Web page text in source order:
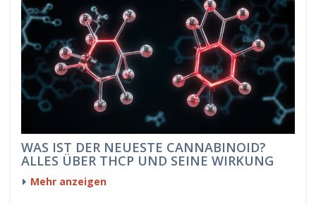
WAS IST DER NEUESTE CANNABINOID?
ALLES ÜBER THCP UND SEINE WIRKUNG
Mehr anzeigen